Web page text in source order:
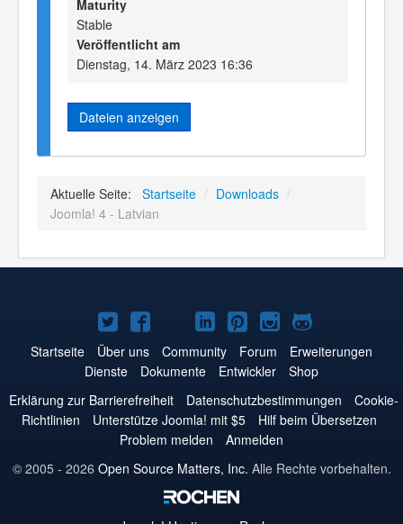
Maturity
Stable
Veröffentlicht am
Dienstag, 14. März 2023 16:36
Dateien anzeigen
Aktuelle Seite: Startseite / Downloads /
Joomla! 4 - Latvian
Joomla!
auf
Twitter
Joomla!
auf
Facebook
Joomla!
auf
YouTube
Joomla!
auf
LinkedIn
Joomla!
auf
Pinterest
Joomla!
auf
Instagram
Joomla!
auf
GitHub
Startseite Über uns Community Forum
Erweiterungen
Dienste
Dokumente Entwickler
Shop
Erklärung zur Barrierefreiheit
Datenschutzbestimmungen
Cookie-
Richtlinien
Unterstütze Joomla! mit $5
Hilf beim Übersetzen
Problem melden
Anmelden
© 2005 - 2026 Open Source Matters, Inc. Alle Rechte vorbehalten.